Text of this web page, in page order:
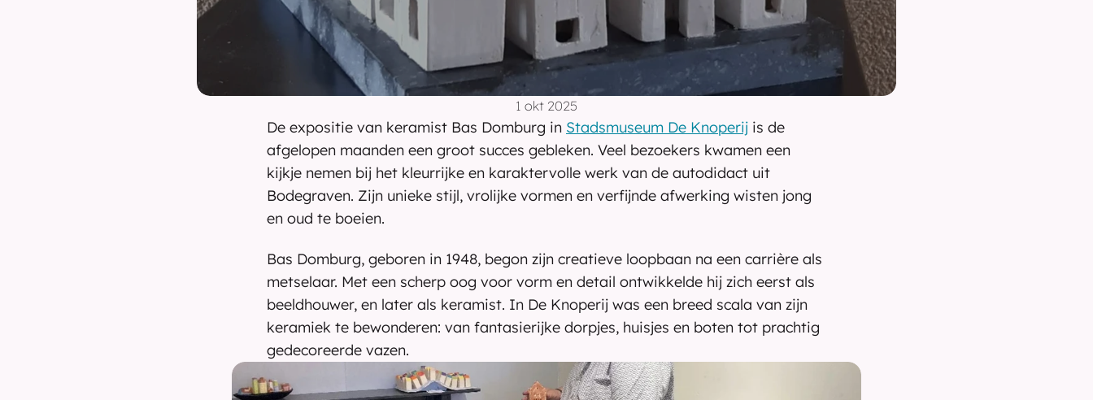
1 okt 2025
De expositie van keramist Bas Domburg in Stadsmuseum De Knoperij is de
afgelopen maanden een groot succes gebleken. Veel bezoekers kwamen een
kijkje nemen bij het kleurrijke en karaktervolle werk van de autodidact uit
Bodegraven. Zijn unieke stijl, vrolijke vormen en verfijnde afwerking wisten jong
en oud te boeien.
Bas Domburg, geboren in 1948, begon zijn creatieve loopbaan na een carrière als
metselaar. Met een scherp oog voor vorm en detail ontwikkelde hij zich eerst als
beeldhouwer, en later als keramist. In De Knoperij was een breed scala van zijn
keramiek te bewonderen: van fantasierijke dorpjes, huisjes en boten tot prachtig
gedecoreerde vazen.